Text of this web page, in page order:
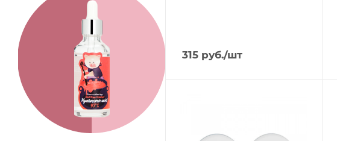
315 руб./шт